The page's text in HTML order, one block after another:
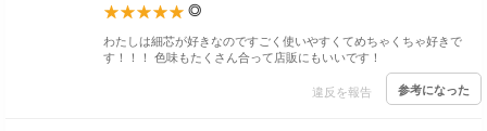
◎
わたしは細芯が好きなのですごく使いやすくてめちゃくちゃ好きで
す！！！ 色味もたくさん合って店販にもいいです！
違反を報告 参考になった